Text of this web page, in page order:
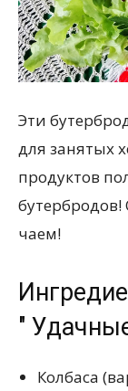
Эти
для занятых
продуктов
бутербродов!
чаем!
"
Колбаса